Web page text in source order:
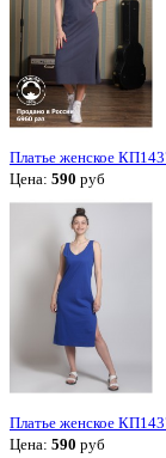
Платье женское
Цена: 590 руб
Платье женское
Цена: 590 руб